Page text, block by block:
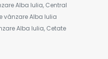
Alba Iulia, Central
vânzare Alba Iulia
Alba Iulia, Cetate